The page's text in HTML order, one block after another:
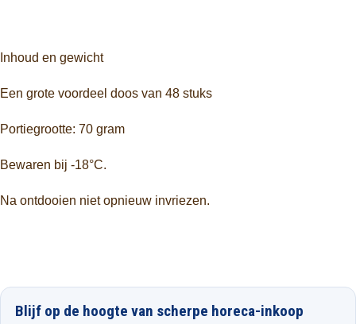
Inhoud en gewicht
Een grote voordeel doos van 48 stuks
Portiegrootte: 70 gram
Bewaren bij -18°C.
Na ontdooien niet opnieuw invriezen.
Blijf op de hoogte van scherpe horeca-inkoop